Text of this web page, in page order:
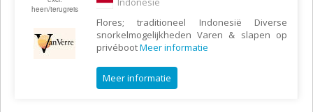
heen/terugreis
Flores; traditioneel Indonesië Diverse
snorkelmogelijkheden Varen & slapen op
privébootMeer informatie
Meer informatie